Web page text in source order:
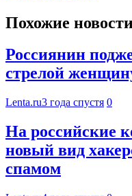
Похожие
Россиянин
стрелой
Lenta.ru3 года спустя 0
На российские
новый вид
спамом